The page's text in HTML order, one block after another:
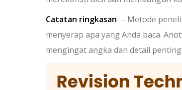
Catatan ringkasan – Metode
menyerap apa yang Anda baca.
mengingat angka dan detail